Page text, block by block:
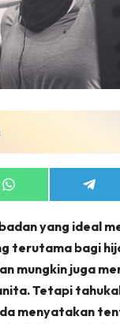
Share
on
Share
on
yang ideal
terutama bagi
mungkin juga
Tetapi
menyatakan